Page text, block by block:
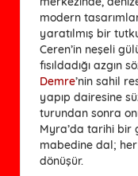
modern
yaratılmış bir
Ceren’in neşeli
fısıldadığı azgın
Demre’nin sahil
yapıp dairesine
turundan sonra
Myra’da tarihi bir
mabedine dal;
dönüşür.